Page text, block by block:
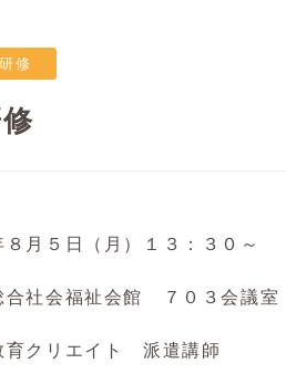
研修
５日（月）１３：３０～
社会福祉会館 ７０３会議室
クリエイト 派遣講師